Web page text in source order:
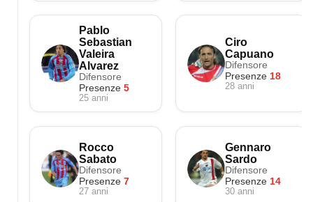
Pablo
Sebastian
Valeira
Alvarez
Difensore
Presenze 5
25 anni
Ciro
Capuano
Difensore
Presenze 18
28 anni
Rocco
Sabato
Difensore
Presenze 7
27 anni
Gennaro
Sardo
Difensore
Presenze 14
30 anni